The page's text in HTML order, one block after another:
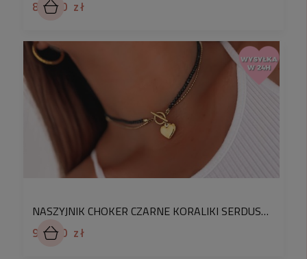
uniemożliwia zmiany kolorystyczne spowodowane
Czy stal chirurgiczna rdzewieje?
-Nie, Jest odporna na korozję
– nie rdzewieje.
✅Jak wygląda złocenie stali?
-Złocenie wykonane jest galwanicznie, w
metodzie IPG czyli Iron Plating Gold - polegającej
na napyleniu powierzchni biżuterii kombinacją
złotego proszku z innym metalem, którym
idealna dla osób uczulonych a sposób złocenia
bardzo trwały i jednocześnie pięknie
wygląda.
89,90 zł
NASZYJNIK CHOKER CZARNE KORALIKI SERDUSZKO STAL CHIRURGICZNA
94,90 zł